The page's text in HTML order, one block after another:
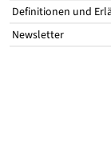
Definitionen und
Newsletter